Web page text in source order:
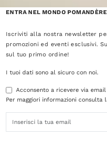
ENTRA NEL MONDO
Iscriviti alla nostra newsletter
promozioni ed eventi esclusivi.
sul tuo primo ordine!
I tuoi dati sono al sicuro con noi.
Acconsento a ricevere via
Per maggiori informazioni consulta